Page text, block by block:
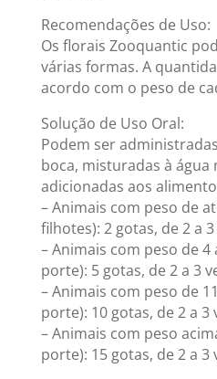
Recomendações de Uso:
Os florais Zooquantic
várias formas. A
acordo com o peso de
Solução de Uso Oral:
Podem ser
boca, misturadas à
adicionadas aos
– Animais com peso de
filhotes): 2 gotas, de 2 a
– Animais com peso de 4
porte): 5 gotas, de 2 a 3
– Animais com peso de
porte): 10 gotas, de 2 a 3
– Animais com peso
porte): 15 gotas, de 2 a 3